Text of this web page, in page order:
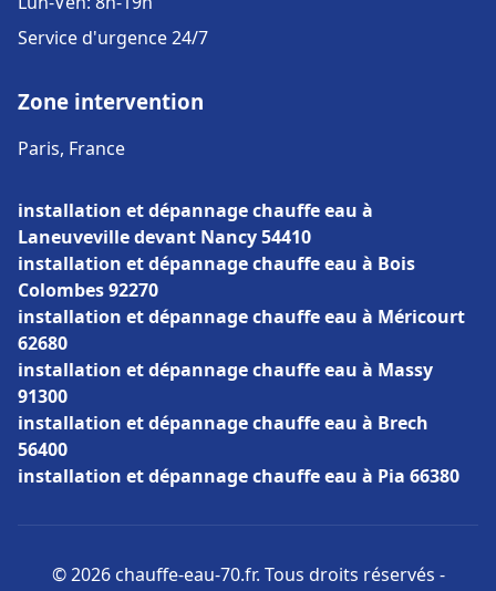
Service d'urgence 24/7
Zone intervention
Paris, France
installation et dépannage chauffe eau à
Laneuveville devant Nancy 54410
installation et dépannage chauffe eau à Bois
Colombes 92270
installation et dépannage chauffe eau à Méricourt
62680
installation et dépannage chauffe eau à Massy
91300
installation et dépannage chauffe eau à Brech
56400
installation et dépannage chauffe eau à Pia 66380
© 2026 chauffe-eau-70.fr. Tous droits réservés -